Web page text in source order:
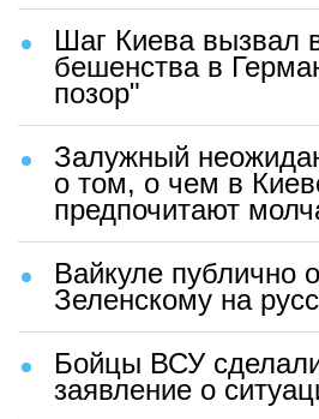
Шаг Киева вызвал
бешенства в
позор"
Залужный
о том, о чем в
предпочитают
Вайкуле публично
Зеленскому на
Бойцы ВСУ
заявление о